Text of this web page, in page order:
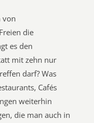
von
die
es den
mit zehn nur
darf? Was
Cafés
weiterhin
die man auch in